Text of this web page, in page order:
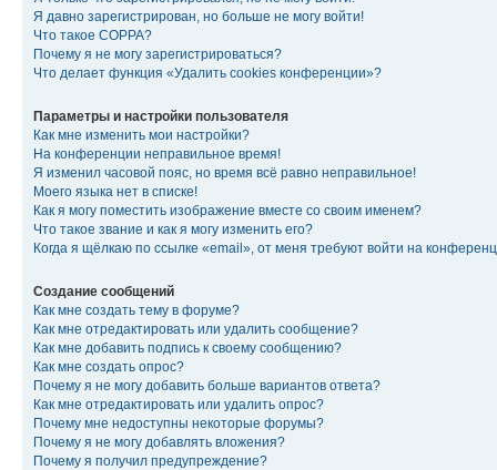
Я давно зарегистрирован, но больше не могу войти!
Что такое COPPA?
Почему я не могу зарегистрироваться?
Что делает функция «Удалить cookies конференции»?
Параметры и настройки пользователя
Как мне изменить мои настройки?
На конференции неправильное время!
Я изменил часовой пояс, но время всё равно неправильное!
Моего языка нет в списке!
Как я могу поместить изображение вместе со своим именем?
Что такое звание и как я могу изменить его?
Когда я щёлкаю по ссылке «email», от меня требуют войти на
Создание сообщений
Как мне создать тему в форуме?
Как мне отредактировать или удалить сообщение?
Как мне добавить подпись к своему сообщению?
Как мне создать опрос?
Почему я не могу добавить больше вариантов ответа?
Как мне отредактировать или удалить опрос?
Почему мне недоступны некоторые форумы?
Почему я не могу добавлять вложения?
Почему я получил предупреждение?